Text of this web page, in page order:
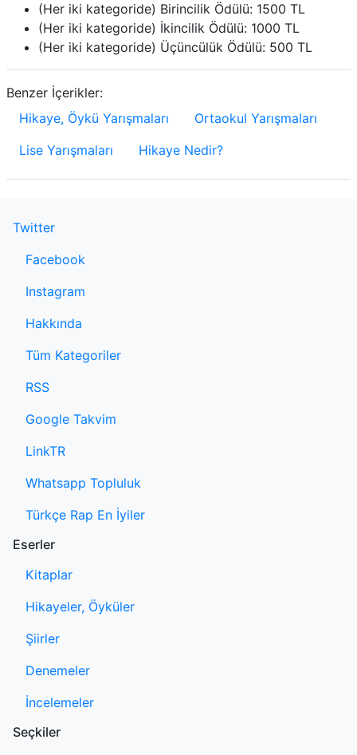
(Her iki kategoride) Birincilik Ödülü​​: 1500 TL
(Her iki kategoride) İkincilik Ödülü​​: 1000 TL
(Her iki kategoride) Üçüncülük Ödülü​: 500 TL
Benzer İçerikler:
Hikaye, Öykü Yarışmaları
Ortaokul Yarışmaları
Lise Yarışmaları
Hikaye Nedir?
Twitter
Facebook
Instagram
Hakkında
Tüm Kategoriler
RSS
Google Takvim
LinkTR
Whatsapp Topluluk
Türkçe Rap En İyiler
Eserler
Kitaplar
Hikayeler, Öyküler
Şiirler
Denemeler
İncelemeler
Seçkiler